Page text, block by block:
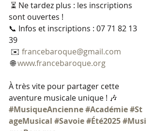
⏳ Ne tardez plus : les inscriptions
sont ouvertes !
📞 Infos et inscriptions : 07 71 82 13
39
✉️ francebaroque@gmail.com
🌐 www.francebaroque.org
À très vite pour partager cette
aventure musicale unique ! 🎶
#MusiqueAncienne#Académie#St
ageMusical #Savoie#Été2025#Musi